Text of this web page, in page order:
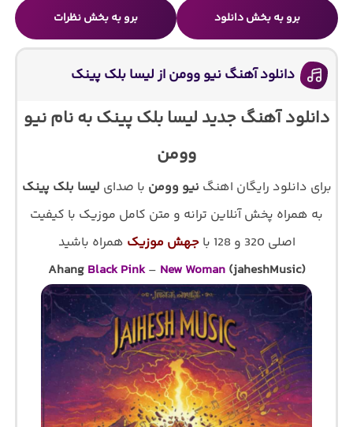
برو به بخش دانلود برو به بخش نظرات
دانلود آهنگ نیو وومن از لیسا بلک پینک
دانلود آهنگ جدید لیسا بلک پینک به نام نیو
وومن
برای دانلود رایگان اهنگ نیو وومن با صدای لیسا بلک پینک
به همراه پخش آنلاین ترانه و متن کامل موزیک با کیفیت
اصلی 320 و 128 با
جهش موزیک همراه باشید
Ahang Black Pink– New Woman(jaheshMusic)